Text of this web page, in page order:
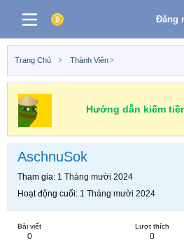
Đăng
Trang Chủ Thành Viên
Hướng dẫn kiếm
AschnuSok
Tham gia 1 Tháng mười 2024
Hoạt động cuối 1 Tháng mười 2024
Bài viết
0
Lượt thích
0